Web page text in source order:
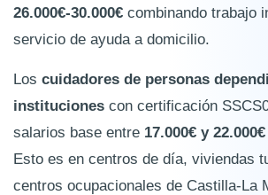
26.000€-30.000€ combinando trabajo
servicio de ayuda a domicilio.
Los cuidadores de personas
instituciones con certificación
salarios base entre 17.000€ y
Esto es en centros de día, viviendas
centros ocupacionales de Castilla-La